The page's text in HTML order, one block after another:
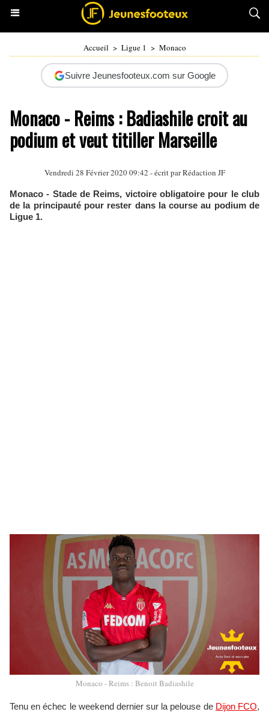
Accueil > Ligue 1 > Monaco
Suivre Jeunesfooteux.com sur Google
Monaco - Reims : Badiashile croit au
podium et veut titiller Marseille
Vendredi 28 Février 2020 09:42 - écrit par Rédaction JF
Monaco - Stade de Reims, victoire obligatoire pour le club
de la principauté pour rester dans la course au podium de
Ligue 1.
Monaco - Reims : Benoit Badiashile
Tenu en échec le weekend dernier sur la pelouse de Dijon FCO,